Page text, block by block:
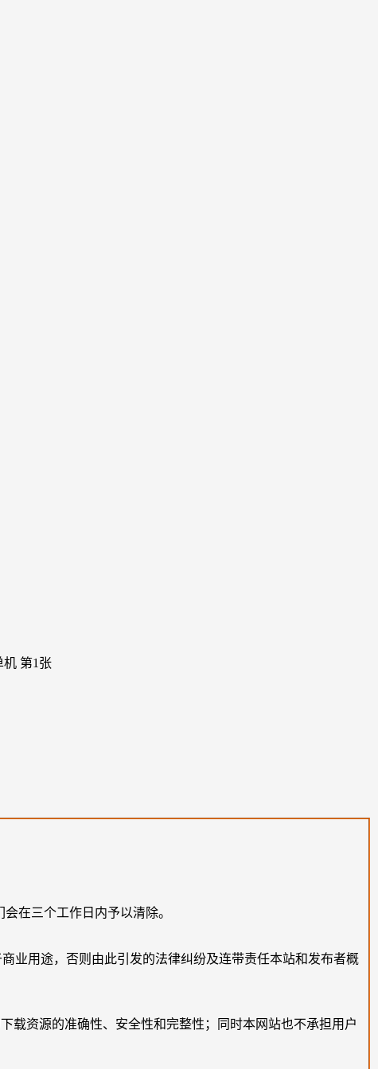
在三个工作日内予以清除。
业用途，否则由此引发的法律纠纷及连带责任本站和发布者概
载资源的准确性、安全性和完整性；同时本网站也不承担用户